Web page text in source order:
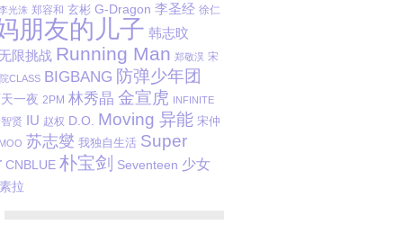
光洙 郑容和 玄彬 G-Dragon 李圣经 徐仁
朋友的儿子 韩志旼
限挑战 Running Man 郑敬淏 宋
CLASS BIGBANG 防弹少年团
一夜 2PM 林秀晶 金宣虎 INFINITE
贤 IU 赵权 D.O. Moving 异能 宋仲
苏志燮 我独自生活 Super
CNBLUE 朴宝剑 Seventeen 少女
拉